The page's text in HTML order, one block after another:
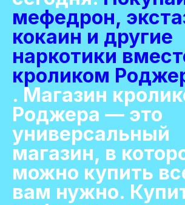
мефедрон,
кокаин и другие
наркотики
кроликом
. Магазин
Роджера — это
универсальный
магазин, в
можно купить
вам нужно.